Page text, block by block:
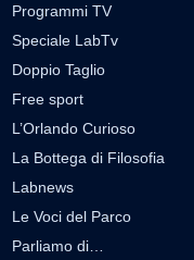
Programmi TV
Speciale LabTv
Doppio Taglio
Free sport
L’Orlando Curioso
La Bottega di Filosofia
Labnews
Le Voci del Parco
Parliamo di…